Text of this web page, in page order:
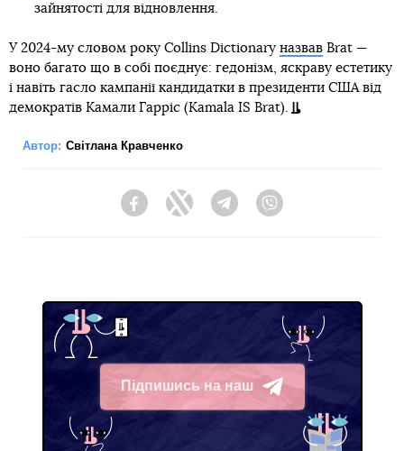
зайнятості для відновлення.
У 2024-му словом року Collins Dictionary назвав Brat —
воно багато що в собі поєднує: гедонізм, яскраву естетику
і навіть гасло кампанії кандидатки в президенти США від
демократів Камали Гарріс (Kamala IS Brat).
Автор: Світлана Кравченко
FacebookTwitter Telegram
Підпишись на наш
Telegram